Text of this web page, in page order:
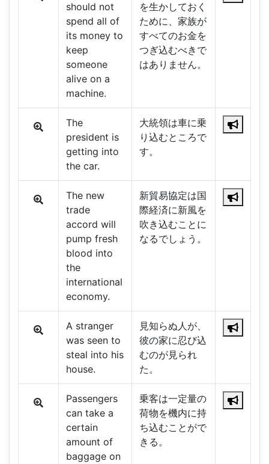
should not
spend all of
its money to
keep
someone
alive on a
machine.
を生かしておく
ために、家族が
すべてのお金を
つぎ込むべきで
はありません。
The
president is
getting into
the car.
大統領は車に乗
り込むところで
す。
The new
trade
accord will
pump fresh
blood into
the
international
economy.
新貿易協定は国
際経済に新風を
吹き込むことに
なるでしょう。
A stranger
was seen to
steal into his
house.
見知らぬ人が、
彼の家に忍び込
むのが見られ
た。
Passengers
can take a
certain
amount of
baggage on
乗客は一定量の
荷物を機内に持
ち込むことがで
きる。